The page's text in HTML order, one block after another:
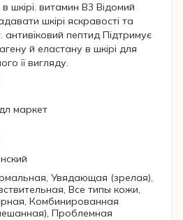
шкірі. витамин B3 Відомий
шкірі яскравості та
антивіковий пептид Підтримує
й еластану в шкірі для
її вигляду.
маркет
Увядающая (зрелая),
Все типы кожи,
Комбинированная
Проблемная